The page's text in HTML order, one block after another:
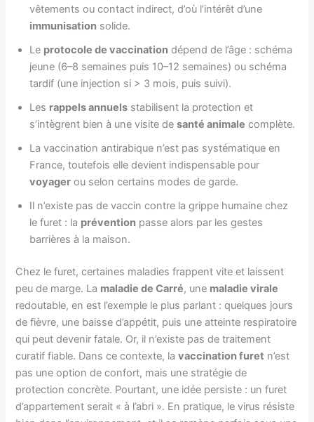
vêtements ou contact indirect, d’où l’intérêt d’une
immunisation solide.
Le protocole de vaccination dépend de l’âge : schéma
jeune (6–8 semaines puis 10–12 semaines) ou schéma
tardif (une injection si > 3 mois, puis suivi).
Les rappels annuels stabilisent la protection et
s’intègrent bien à une visite desanté animale complète.
La vaccination antirabique n’est pas systématique en
France, toutefois elle devient indispensable pour
voyager ou selon certains modes de garde.
Il n’existe pas de vaccin contre la grippe humaine chez
le furet : la prévention passe alors par les gestes
barrières à la maison.
Chez le furet, certaines maladies frappent vite et laissent
peu de marge. La maladie de Carré, une maladie virale
redoutable, en est l’exemple le plus parlant : quelques jours
de fièvre, une baisse d’appétit, puis une atteinte respiratoire
qui peut devenir fatale. Or, il n’existe pas de traitement
curatif fiable. Dans ce contexte, lavaccination furet n’est
pas une option de confort, mais une stratégie de
protection concrète. Pourtant, une idée persiste : un furet
d’appartement serait « à l’abri ». En pratique, le virus résiste